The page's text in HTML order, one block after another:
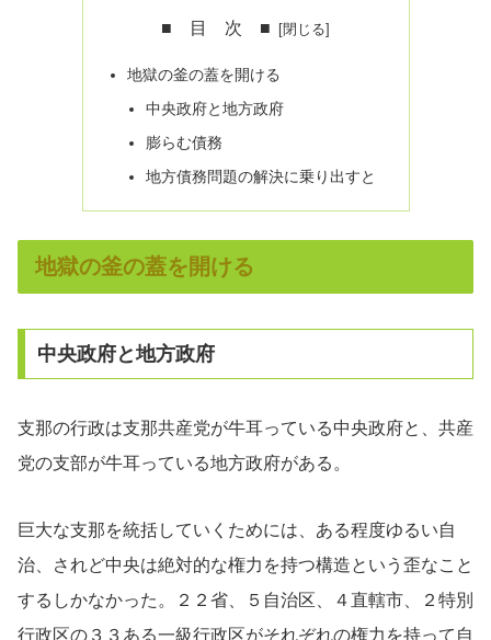
■ 目 次 ■
地獄の釜の蓋を開ける
中央政府と地方政府
膨らむ債務
地方債務問題の解決に乗り出すと
地獄の釜の蓋を開ける
中央政府と地方政府
支那の行政は支那共産党が牛耳っている中央政府と、共産
党の支部が牛耳っている地方政府がある。
巨大な支那を統括していくためには、ある程度ゆるい自
治、されど中央は絶対的な権力を持つ構造という歪なこと
するしかなかった。２２省、５自治区、４直轄市、２特別
行政区の３３ある一級行政区がそれぞれの権力を持って自